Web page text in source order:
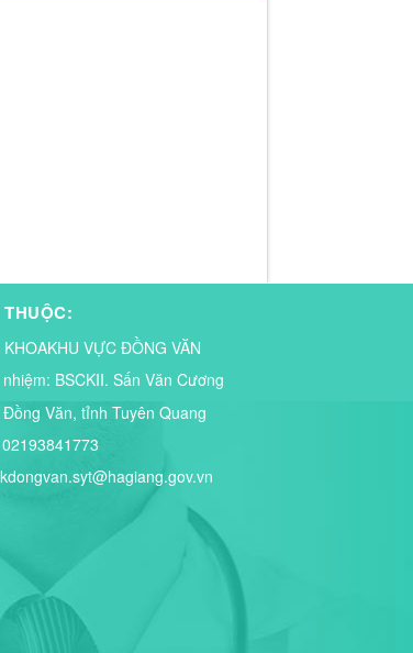
VỰC ĐỒNG VĂN
BSCKII. Sấn Văn Cương
Văn, tỉnh Tuyên Quang
02193841773